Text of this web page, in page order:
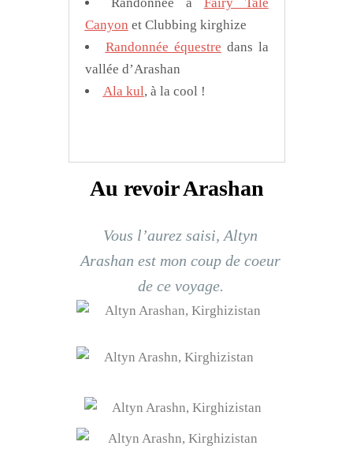
Canyon et Clubbing kirghize
Randonnée équestre dans la
vallée d’Arashan
Ala kul, à la cool !
Au revoir Arashan
Vous l’aurez saisi, Altyn
Arashan est mon coup de coeur
de ce voyage.